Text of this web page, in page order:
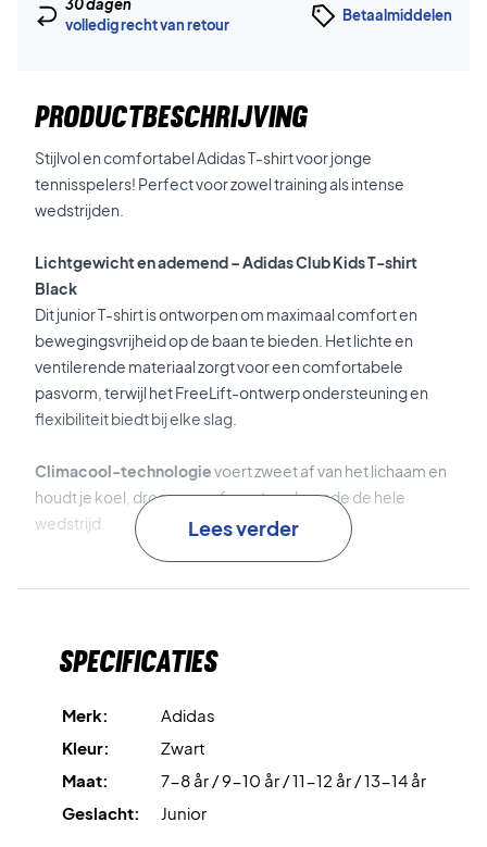
30 dagen
volledig recht van retour
Betaalmiddelen
PRODUCTBESCHRIJVING
Stijlvol en comfortabel Adidas T-shirt voor jonge
tennisspelers! Perfect voor zowel training als intense
wedstrijden.
Lichtgewicht en ademend – Adidas Club Kids T-shirt
Black
Dit junior T-shirt is ontworpen om maximaal comfort en
bewegingsvrijheid op de baan te bieden. Het lichte en
ventilerende materiaal zorgt voor een comfortabele
pasvorm, terwijl het FreeLift-ontwerp ondersteuning en
flexibiliteit biedt bij elke slag.
Climacool-technologievoert zweet af van het lichaam en
houdt je koel, droog en gefocust gedurende de hele
wedstrijd.
materialen om de impact op het milieu te verminderen.
Speel met vertrouwen en comfort – koop vandaag nog je
Adidas T-shirt!
Kleur: Zwart.
Lees verder
Specificaties
Merk:
Adidas
Kleur:
Zwart
Maat:
7-8 år / 9-10 år / 11-12 år / 13-14 år
Geslacht:
Junior